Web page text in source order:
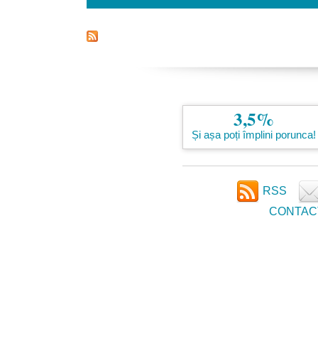
3,5%
Și așa poți împlini porunca!
RSS